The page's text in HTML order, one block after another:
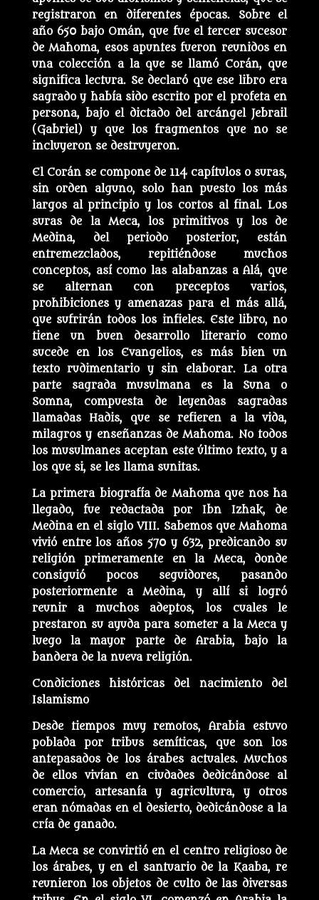
registraron en diferentes épocas. Sobre el
año 650 bajo Omán, que fue el tercer sucesor
de Mahoma, esos apuntes fueron reunidos en
una colección a la que se llamó Corán, que
significa lectura. Se declaró que ese libro era
sagrado y había sido escrito por el profeta en
persona, bajo el dictado del arcángel Jebrail
(Gabriel) y que los fragmentos que no se
incluyeron se destruyeron.
El Corán se compone de 114 capítulos o suras,
sin orden alguno, solo han puesto los más
largos al principio y los cortos al final. Los
suras de la Meca, los primitivos y los de
Medina, del periodo posterior, están
entremezclados, repitiéndose muchos
conceptos, así como las alabanzas a Alá, que
se alternan con preceptos varios,
prohibiciones y amenazas para el más allá,
que sufrirán todos los infieles. Este libro, no
tiene un buen desarrollo literario como
sucede en los Evangelios, es más bien un
texto rudimentario y sin elaborar. La otra
parte sagrada musulmana es la Suna o
Somna, compuesta de leyendas sagradas
llamadas Hadis, que se refieren a la vida,
milagros y enseñanzas de Mahoma. No todos
los musulmanes aceptan este último texto, y a
los que si, se les llama sunitas.
La primera biografía de Mahoma que nos ha
llegado, fue redactada por Ibn Izhak, de
Medina en el siglo VIII. Sabemos que Mahoma
vivió entre los años 570 y 632, predicando su
religión primeramente en la Meca, donde
consiguió pocos seguidores, pasando
posteriormente a Medina, y allí si logró
reunir a muchos adeptos, los cuales le
prestaron su ayuda para someter a la Meca y
luego la mayor parte de Arabia, bajo la
bandera de la nueva religión.
Condiciones históricas del nacimiento del
Islamismo
Desde tiempos muy remotos, Arabia estuvo
poblada por tribus semíticas, que son los
antepasados de los árabes actuales. Muchos
de ellos vivían en ciudades dedicándose al
comercio, artesanía y agricultura, y otros
eran nómadas en el desierto, dedicándose a la
cría de ganado.
La Meca se convirtió en el centro religioso de
los árabes, y en el santuario de la Kaaba, re
reunieron los objetos de culto de las diversas